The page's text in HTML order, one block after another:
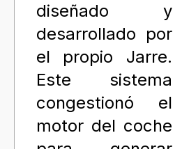
diseñado y
desarrollado por
el propio Jarre.
Este sistema
congestionó el
motor del coche